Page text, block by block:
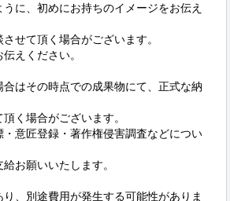
に、初めにお持ちのイメージをお伝え
せて頂く場合がございます。
えください。
はその時点での成果物にて、正式な納
く場合がございます。
意匠登録・著作権侵害調査などについ
お願いいたします。
、別途費用が発生する可能性がありま